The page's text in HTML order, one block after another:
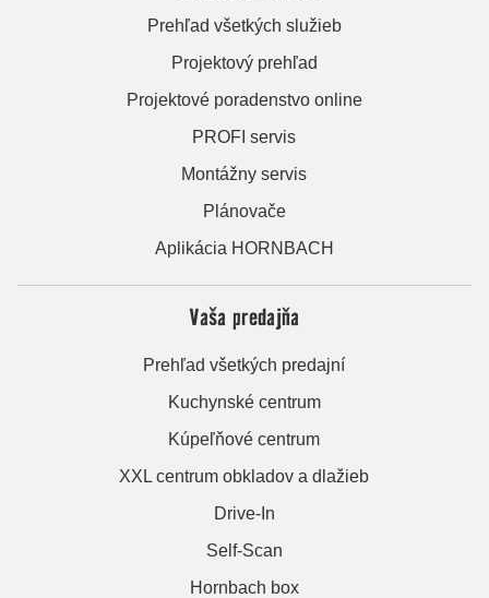
Prehľad všetkých služieb
Projektový prehľad
Projektové poradenstvo online
PROFI servis
Montážny servis
Plánovače
Aplikácia HORNBACH
Vaša predajňa
Prehľad všetkých predajní
Kuchynské centrum
Kúpeľňové centrum
XXL centrum obkladov a dlažieb
Drive-In
Self-Scan
Hornbach box